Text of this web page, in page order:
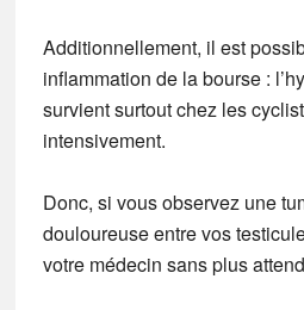
Additionnellement, il est
inflammation de la bourse :
survient surtout chez les
intensivement.
Donc, si vous observez une
douloureuse entre vos
votre médecin sans plus